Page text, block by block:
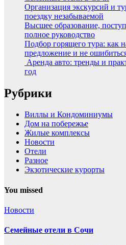
Организация экскурсий и
поездку незабываемой
Высшее образование,
полное руководство
Подбор горящего тура: как
предложение и не
Аренда авто: тренды и
год
Рубрики
Виллы и Кондоминиумы
Дом на побережье
Жилые комплексы
Новости
Отели
Разное
Экзотические курорты
You missed
Новости
Семейные отели в Сочи